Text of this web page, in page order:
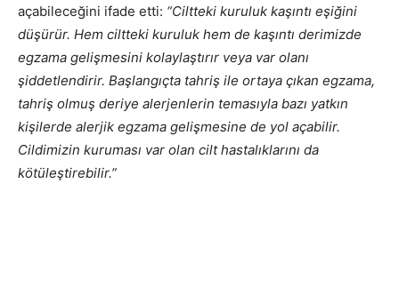
açabileceğini ifade etti: “Ciltteki kuruluk kaşıntı eşiğini
düşürür. Hem ciltteki kuruluk hem de kaşıntı derimizde
egzama gelişmesini kolaylaştırır veya var olanı
şiddetlendirir. Başlangıçta tahriş ile ortaya çıkan egzama,
tahriş olmuş deriye alerjenlerin temasıyla bazı yatkın
kişilerde alerjik egzama gelişmesine de yol açabilir.
Cildimizin kuruması var olan cilt hastalıklarını da
kötüleştirebilir.”